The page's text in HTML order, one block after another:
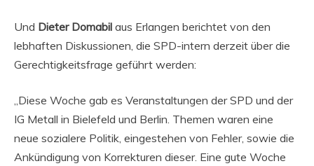
Und Dieter Domabil aus Erlangen berichtet von den
lebhaften Diskussionen, die SPD-intern derzeit über die
Gerechtigkeitsfrage geführt werden:
„Diese Woche gab es Veranstaltungen der SPD und der
IG Metall in Bielefeld und Berlin. Themen waren eine
neue sozialere Politik, eingestehen von Fehler, sowie die
Ankündigung von Korrekturen dieser. Eine gute Woche